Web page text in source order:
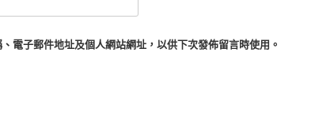
電子郵件地址及個人網站網址，以供下次發佈留言時使用。